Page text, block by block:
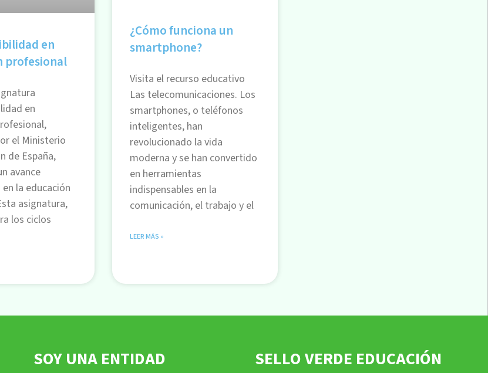
en
profesional
en
el Ministerio
de España,
avance
la educación
asignatura,
los ciclos
¿Cómo funciona un
smartphone?
Visita el recurso educativo
Las telecomunicaciones. Los
smartphones, o teléfonos
inteligentes, han
revolucionado la vida
moderna y se han convertido
en herramientas
indispensables en la
comunicación, el trabajo y el
LEER MÁS »
SOY UNA ENTIDAD SELLO VERDE EDUCACIÓN